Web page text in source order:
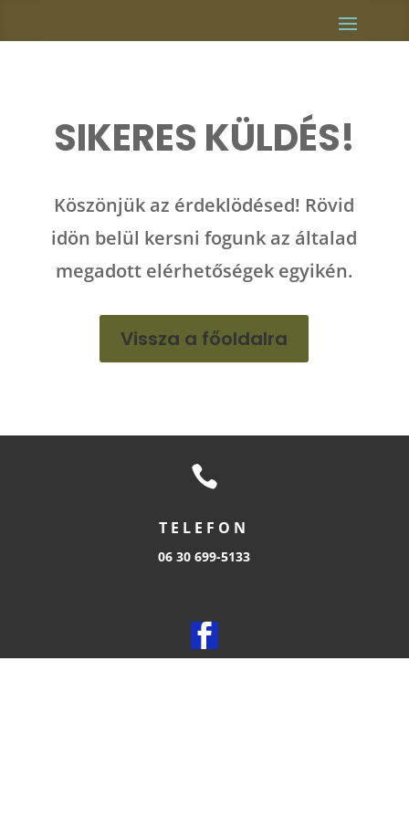
SIKERES KÜLDÉS!
Köszönjük az érdeklödésed! Rövid
idön belül kersni fogunk az általad
megadott elérhetőségek egyikén.
Vissza a főoldalra

TELEFON
06 30 699-5133
